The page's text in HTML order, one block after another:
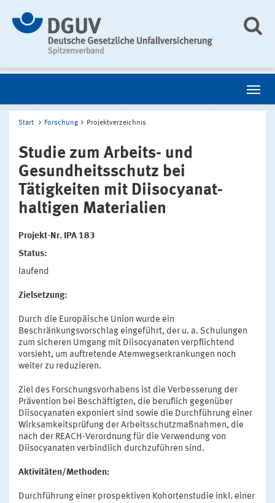
Start Forschung Projektverzeichnis
Studie zum Arbeits- und
Gesundheitsschutz bei
Tätigkeiten mit Diisocyanat-
haltigen Materialien
Projekt-Nr. IPA 183
Status:
laufend
Zielsetzung:
Durch die Europäische Union wurde ein
Beschränkungsvorschlag eingeführt, der u. a. Schulungen
zum sicheren Umgang mit Diisocyanaten verpflichtend
vorsieht, um auftretende Atemwegserkrankungen noch
weiter zu reduzieren.
Ziel des Forschungsvorhabens ist die Verbesserung der
Prävention bei Beschäftigten, die beruflich gegenüber
Diisocyanaten exponiert sind sowie die Durchführung einer
Wirksamkeitsprüfung der Arbeitsschutzmaßnahmen, die
nach der REACH-Verordnung für die Verwendung von
Diisocyanaten verbindlich durchzuführen sind.
Aktivitäten/Methoden:
Durchführung einer prospektiven Kohortenstudie inkl. einer